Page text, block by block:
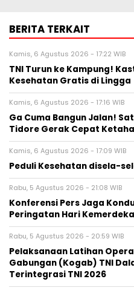
BERITA TERKAIT
Kamis, 6 Agustus 2026 - 17:22 WIB
TNI Turun ke Kampung!
Kesehatan Gratis di Lingga
Kamis, 6 Agustus 2026 - 17:16 WIB
Ga Cuma Bangun Jalan!
Tidore Gerak Cepat
Kamis, 6 Agustus 2026 - 17:09 WIB
Peduli Kesehatan disela-
Rabu, 5 Agustus 2026 - 21:08 WIB
Konferensi Pers Jaga
Peringatan Hari
Rabu, 5 Agustus 2026 - 20:59 WIB
Pelaksanaan Latihan
Gabungan (Kogab) TNI
Terintegrasi TNI 2026